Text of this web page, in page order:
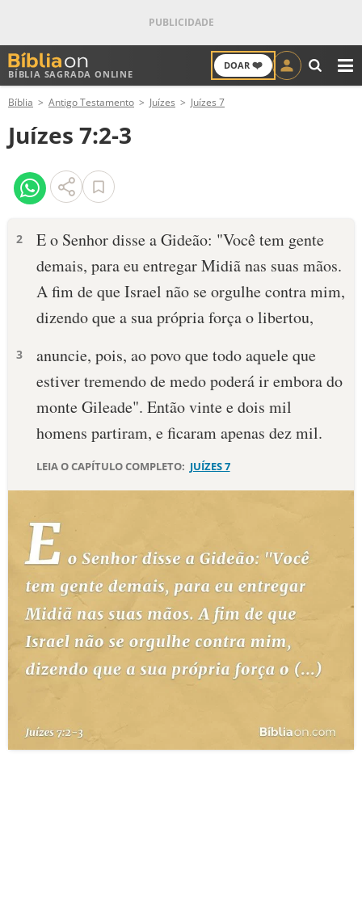
BÍBLIA SAGRADA ONLINE
DOAR ❤️
ANTIGO TESTAMENTO
NOVO TESTAMENTO
VERSÍCULOS
PALAVRA DO DIA
SALMO DO DIA
DEVOCIONAL DIÁRIO
10 MANDAMENTOS
ESTUDOS BÍBLICOS
ESBOÇOS DE PREGAÇÃO
TEMAS
PERGUNTE À BÍBLIA IA
TERMO BÍBLICO
QUEM SOMOS
LOJA BÍBLIAON
Bíblia Antigo Testamento Juízes Juízes 7
Juízes 7:2-3
2
E o Senhor disse a Gideão: "Você tem gente
demais, para eu entregar Midiã nas suas mãos.
A fim de que Israel não se orgulhe contra mim,
dizendo que a sua própria força o libertou,
3
anuncie, pois, ao povo que todo aquele que
estiver tremendo de medo poderá ir embora do
monte Gileade". Então vinte e dois mil
homens partiram, e ficaram apenas dez mil.
LEIA O CAPÍTULO COMPLETO: JUÍZES 7